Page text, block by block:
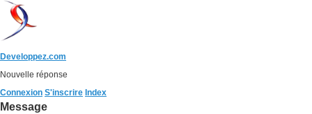
Developpez.com
Nouvelle réponse
Connexion S'inscrire Index
Message